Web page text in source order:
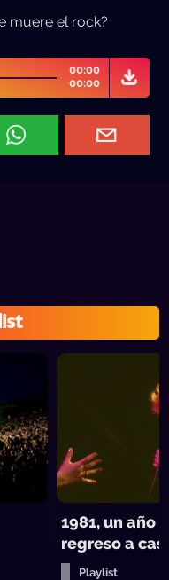
muere el rock?
00:00
00:00
1981, un año
regreso a
Playlist